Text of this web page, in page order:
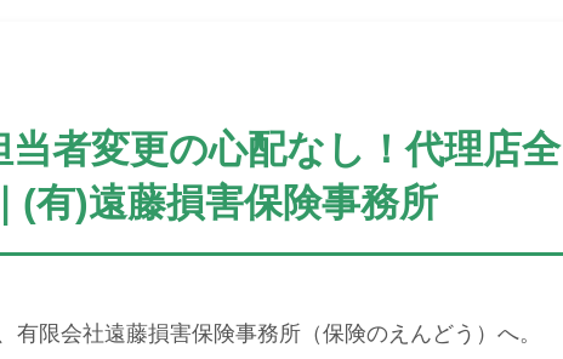
当者変更の心配なし！代理店全
(有)遠藤損害保険事務所
限会社遠藤損害保険事務所（保険のえんどう）へ。